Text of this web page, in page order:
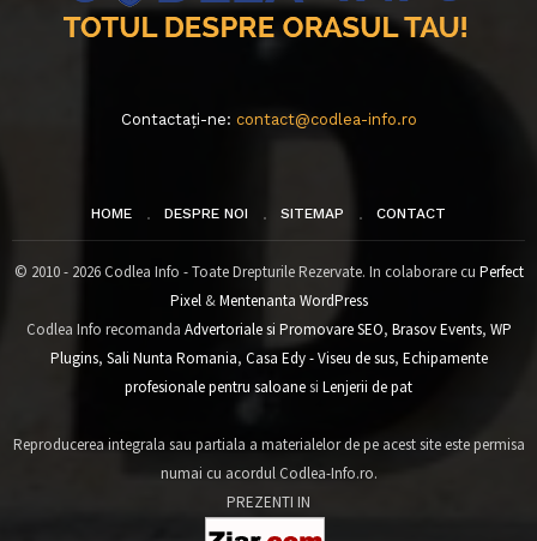
Contactați-ne: contact@codlea-info.ro
HOME DESPRE NOI SITEMAP CONTACT
© 2010 - 2026 Codlea Info - Toate Drepturile Rezervate. In colaborare cu Perfect
Pixel&Mentenanta WordPress
Codlea Info recomanda Advertoriale si Promovare SEO, Brasov Events, WP
Plugins, Sali Nunta Romania, Casa Edy - Viseu de sus, Echipamente
profesionale pentru saloanesi Lenjerii de pat
Reproducerea integrala sau partiala a materialelor de pe acest site este permisa
numai cu acordul Codlea-Info.ro.
PREZENTI IN